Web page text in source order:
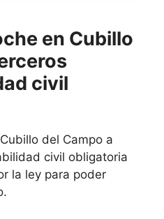
en Cubillo
civil
del Campo a
civil obligatoria
la ley para poder